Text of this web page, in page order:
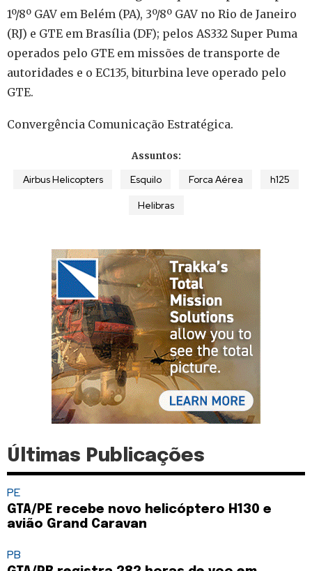
1º/8º GAV em Belém (PA), 3º/8º GAV no Rio de Janeiro
(RJ) e GTE em Brasília (DF); pelos AS332 Super Puma
operados pelo GTE em missões de transporte de
autoridades e o EC135, biturbina leve operado pelo
GTE.
Convergência Comunicação Estratégica.
Assuntos:
Airbus Helicopters Esquilo Forca Aérea h125
Helibras
Últimas Publicações
PE
GTA/PE recebe novo helicóptero H130 e
avião Grand Caravan
PB